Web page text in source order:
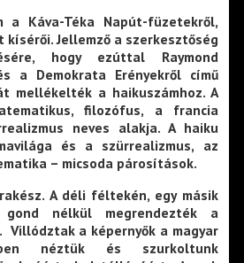
a Káva-Téka Napút-füzetekről,
Jellemző a szerkesztőség
hogy ezúttal Raymond
a Demokrata Erényekről című
mellékelték a haikuszámhoz. A
filozófus, a francia
neves alakja. A haiku
és a szürrealizmus, az
– micsoda párosítások.
A déli féltekén, egy másik
gond nélkül megrendezték a
a képernyők a magyar
néztük és szurkoltunk